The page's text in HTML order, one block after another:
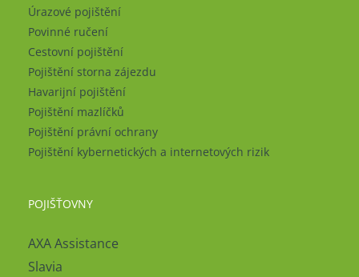
Úrazové pojištění
Povinné ručení
Cestovní pojištění
Pojištění storna zájezdu
Havarijní pojištění
Pojištění mazlíčků
Pojištění právní ochrany
Pojištění kybernetických a internetových rizik
POJIŠŤOVNY
AXA Assistance
Slavia